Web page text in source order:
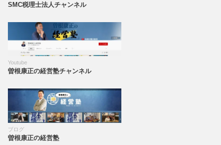
SMC税理士法人チャンネル
Youtube
曽根康正の経営塾チャンネル
ブログ
曽根康正の経営塾